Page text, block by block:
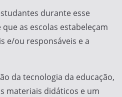
durante esse
as escolas estabeleçam
e/ou responsáveis e a
da tecnologia da educação,
materiais didáticos e um